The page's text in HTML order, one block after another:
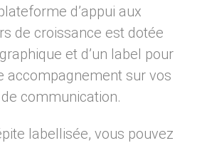
d’appui aux
de croissance est dotée
et d’un label pour
accompagnement sur vos
communication.
labellisée, vous pouvez